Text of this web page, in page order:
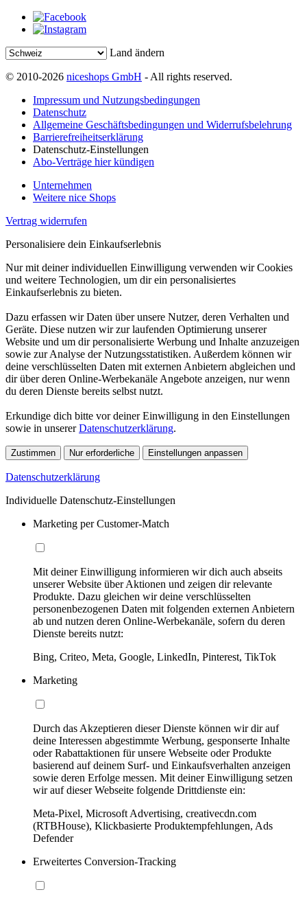
Land ändern
© 2010-2026 niceshops GmbH - All rights reserved.
Impressum und Nutzungsbedingungen
Datenschutz
Allgemeine Geschäftsbedingungen und Widerrufsbelehrung
Barrierefreiheitserklärung
Datenschutz-Einstellungen
Abo-Verträge hier kündigen
Unternehmen
Weitere nice Shops
Vertrag widerrufen
Personalisiere dein Einkaufserlebnis
Nur mit deiner individuellen Einwilligung verwenden wir Cookies
und weitere Technologien, um dir ein personalisiertes
Einkaufserlebnis zu bieten.
Dazu erfassen wir Daten über unsere Nutzer, deren Verhalten und
Geräte. Diese nutzen wir zur laufenden Optimierung unserer
Website und um dir personalisierte Werbung und Inhalte anzuzeigen
sowie zur Analyse der Nutzungsstatistiken. Außerdem können wir
deine verschlüsselten Daten mit externen Anbietern abgleichen und
dir über deren Online-Werbekanäle Angebote anzeigen, nur wenn
du deren Dienste bereits selbst nutzt.
Erkundige dich bitte vor deiner Einwilligung in den Einstellungen
sowie in unsererDatenschutzerklärung.
Zustimmen Nur erforderliche Einstellungen anpassen
Datenschutzerklärung
Individuelle Datenschutz-Einstellungen
Marketing per Customer-Match
Mit deiner Einwilligung informieren wir dich auch abseits
unserer Website über Aktionen und zeigen dir relevante
Produkte. Dazu gleichen wir deine verschlüsselten
personenbezogenen Daten mit folgenden externen Anbietern
ab und nutzen deren Online-Werbekanäle, sofern du deren
Dienste bereits nutzt:
Bing, Criteo, Meta, Google, LinkedIn, Pinterest, TikTok
Marketing
Durch das Akzeptieren dieser Dienste können wir dir auf
deine Interessen abgestimmte Werbung, gesponserte Inhalte
oder Rabattaktionen für unsere Webseite oder Produkte
basierend auf deinem Surf- und Einkaufsverhalten anzeigen
sowie deren Erfolge messen. Mit deiner Einwilligung setzen
wir auf dieser Webseite folgende Drittdienste ein:
Meta-Pixel, Microsoft Advertising, creativecdn.com
(RTBHouse), Klickbasierte Produktempfehlungen, Ads
Defender
Erweitertes Conversion-Tracking